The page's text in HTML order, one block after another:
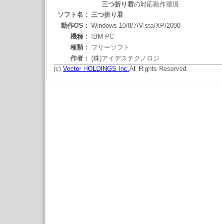
三つ折り君の対応動作環境
ソフト名： 三つ折り君
動作OS： Windows 10/8/7/Vista/XP/2000
機種：
IBM-PC
種類： フリーソフト
作者： (株)アイデステクノロジ
(c) Vector HOLDINGS Inc.All Rights Reserved.